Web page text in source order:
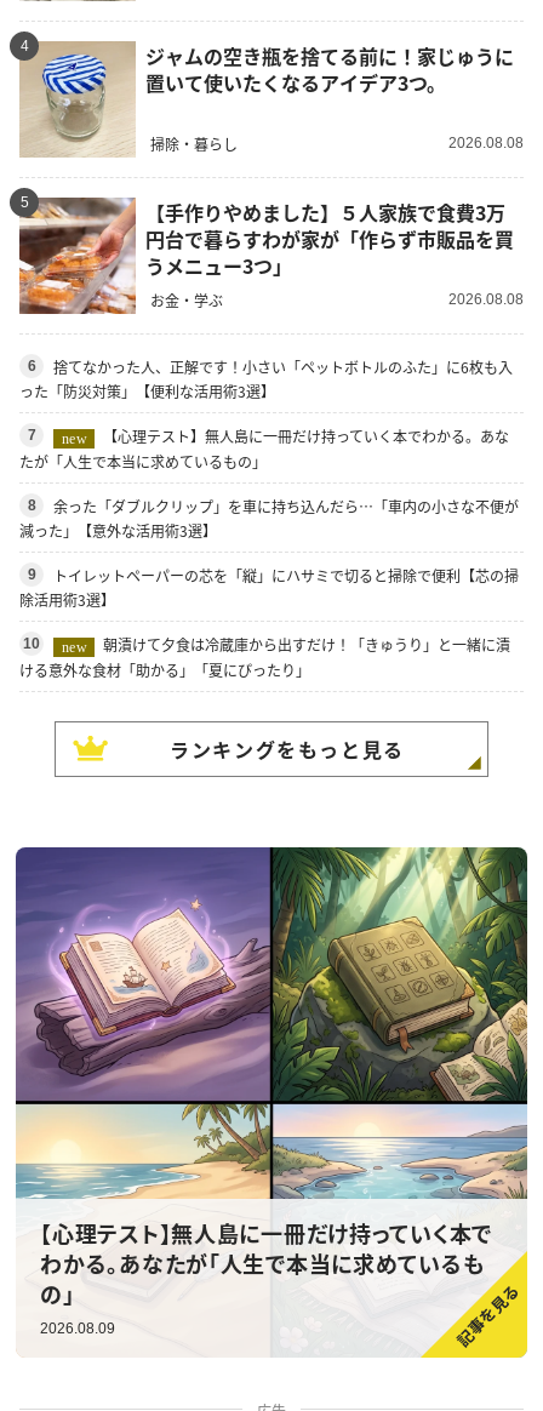
4
ジャムの空き瓶を捨てる前に！家じゅうに
置いて使いたくなるアイデア3つ。
掃除・暮らし 2026.08.08
5
【手作りやめました】５人家族で食費3万
円台で暮らすわが家が「作らず市販品を買
うメニュー3つ」
お金・学ぶ 2026.08.08
6
捨てなかった人、正解です！小さい「ペットボトルのふた」に6枚も入
った「防災対策」【便利な活用術3選】
7 new
【心理テスト】無人島に一冊だけ持っていく本でわかる。あな
たが「人生で本当に求めているもの」
8
余った「ダブルクリップ」を車に持ち込んだら…「車内の小さな不便が
減った」【意外な活用術3選】
9
トイレットペーパーの芯を「縦」にハサミで切ると掃除で便利【芯の掃
除活用術3選】
10 new
朝漬けて夕食は冷蔵庫から出すだけ！「きゅうり」と一緒に漬
ける意外な食材「助かる」「夏にぴったり」
ランキングをもっと見る
【心理テスト】無人島に一冊だけ持っていく本で
わかる。あなたが「人生で本当に求めているも
の」
2026.08.09